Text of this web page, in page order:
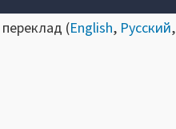
(English, Русский,